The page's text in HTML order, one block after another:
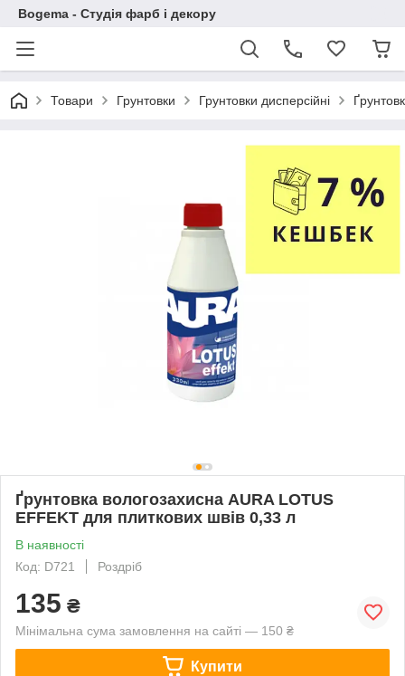
Bogema - Студія фарб і декору
Товари Грунтовки Грунтовки дисперсійні
Ґрунтовка вологозахисна AURA LOTUS
EFFEKT для плиткових швів 0,33 л
В наявності
Код: D721
Роздріб
135 ₴
Мінімальна сума замовлення на сайті — 150 ₴
Купити